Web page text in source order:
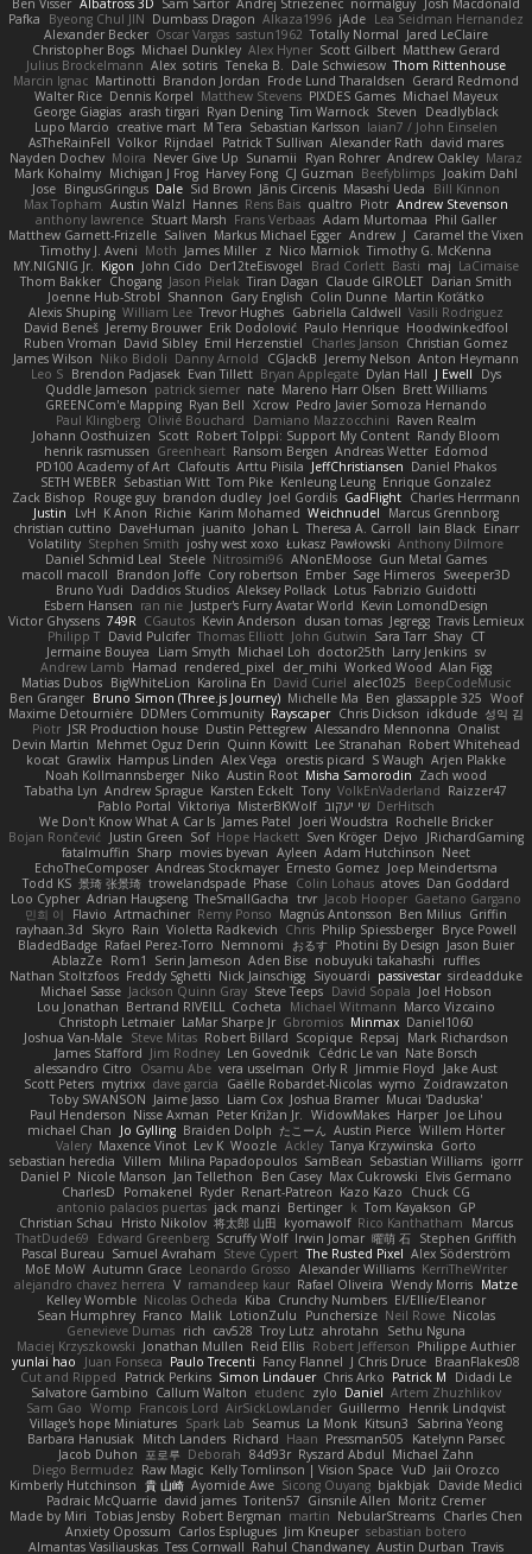
Ben Visser Albatross 3D Sam Sartor Andrej Striezenec normalguy Josh Macdonald
Pafka
Byeong Chul JIN Dumbass Dragon Alkaza1996 jAde Lea Seidman Hernandez
Alexander Becker Oscar Vargas sastun1962 Totally Normal Jared LeClaire
Christopher Bogs Michael Dunkley Alex Hyner Scott Gilbert Matthew Gerard
Julius Brockelmann Alex sotiris Teneka B. Dale Schwiesow Thom Rittenhouse
Marcin Ignac Martinotti Brandon Jordan Frode Lund Tharaldsen Gerard Redmond
Walter Rice Dennis Korpel Matthew Stevens PIXDES Games Michael Mayeux
George Giagias arash tirgari Ryan Dening Tim Warnock Steven
Deadlyblack
Lupo Marcio creative mart M Tera Sebastian Karlsson Iaian7 / John Einselen
AsTheRainFell Volkor Rijndael Patrick T Sullivan Alexander Rath david mares
Nayden Dochev Moira Never Give Up Sunamii Ryan Rohrer Andrew Oakley Maraz
Mark Kohalmy Michigan J Frog Harvey Fong CJ Guzman Beefyblimps Joakim Dahl
Jose BingusGringus Dale Sid Brown Jānis Circenis Masashi Ueda
Bill Kinnon
Max Topham Austin Walzl Hannes Rens Bais qualtro Piotr Andrew Stevenson
anthony lawrence Stuart Marsh Frans Verbaas Adam Murtomaa Phil Galler
Matthew Garnett-Frizelle Saliven Markus Michael Egger Andrew J Caramel the Vixen
Timothy J. Aveni Moth James Miller z Nico Marniok Timothy G. McKenna
MY.NIGNIG Jr. Kigon John Cido Der12teEisvogel Brad Corlett Basti maj LaCimaise
Thom Bakker Chogang Jason Pielak Tiran Dagan Claude GIROLET Darian Smith
Joenne Hub-Strobl Shannon Gary English Colin Dunne Martin Koťátko
Alexis Shuping William Lee Trevor Hughes Gabriella Caldwell Vasili Rodriguez
David Beneš Jeremy Brouwer Erik Dodolović Paulo Henrique Hoodwinkedfool
Ruben Vroman David Sibley Emil Herzenstiel Charles Janson Christian Gomez
James Wilson Niko Bidoli Danny Arnold CGJackB Jeremy Nelson Anton Heymann
Leo S Brendon Padjasek Evan Tillett Bryan Applegate Dylan Hall J Ewell
Dys
Quddle Jameson patrick siemer nate Mareno Harr Olsen Brett Williams
GREENCom'e Mapping Ryan Bell Xcrow Pedro Javier Somoza Hernando
Paul Klingberg Olivié Bouchard Damiano Mazzocchini Raven Realm
Johann Oosthuizen Scott Robert Tolppi: Support My Content Randy Bloom
henrik rasmussen Greenheart Ransom Bergen Andreas Wetter Edomod
PD100 Academy of Art Clafoutis Arttu Piisila JeffChristiansen Daniel Phakos
SETH WEBER Sebastian Witt Tom Pike Kenleung Leung Enrique Gonzalez
Zack Bishop
Rouge guy brandon dudley Joel Gordils GadFlight Charles Herrmann
Justin
LvH K Anon Richie Karim Mohamed Weichnudel
Marcus Grennborg
christian cuttino DaveHuman juanito Johan L Theresa A. Carroll Iain Black Einarr
Volatility Stephen Smith joshy west xoxo Łukasz Pawłowski Anthony Dilmore
Daniel Schmid Leal Steele Nitrosimi96 ANonEMoose Gun Metal Games
macoll macoll
Brandon Joffe Cory robertson Ember Sage Himeros Sweeper3D
Bruno Yudi Daddios Studios Aleksey Pollack Lotus Fabrizio Guidotti
Esbern Hansen ran nie Justper's Furry Avatar World Kevin LomondDesign
Victor Ghyssens 749R CGautos Kevin Anderson dusan tomas Jegregg Travis Lemieux
Philipp T David Pulcifer Thomas Elliott John Gutwin Sara Tarr Shay CT
Jermaine Bouyea
Liam Smyth Michael Loh doctor25th Larry Jenkins sv
Andrew Lamb Hamad rendered_pixel der_mihi Worked Wood Alan Figg
Matias Dubos BigWhiteLion Karolina En David Curiel alec1025
BeepCodeMusic
Ben Granger Bruno Simon (Three.js Journey) Michelle Ma Ben glassapple 325 Woof
Maxime Detournière DDMers Community Rayscaper Chris Dickson idkdude 성익 김
Piotr JSR Production house Dustin Pettegrew Alessandro Mennonna Onalist
Devin Martin Mehmet Oguz Derin Quinn Kowitt Lee Stranahan Robert Whitehead
kocat Grawlix Hampus Linden Alex Vega orestis picard S Waugh Arjen Plakke
Noah Kollmannsberger Niko Austin Root Misha Samorodin Zach wood
Tabatha Lyn Andrew Sprague Karsten Eckelt Tony VolkEnVaderland Raizzer47
Pablo Portal Viktoriya MisterBKWolf שי יעקוב DerHitsch
We Don't Know What A Car Is James Patel Joeri Woudstra Rochelle Bricker
Bojan Rončević Justin Green Sof Hope Hackett Sven Kröger Dejvo
JRichardGaming
fatalmuffin Sharp movies byevan Ayleen Adam Hutchinson Neet
EchoTheComposer Andreas Stockmayer Ernesto Gomez Joep Meindertsma
Todd KS 景琦 张景琦 trowelandspade Phase Colin Lohaus atoves Dan Goddard
Loo Cypher Adrian Haugseng TheSmallGacha trvr Jacob Hooper Gaetano Gargano
민희 이
Flavio Artmachiner Remy Ponso Magnús Antonsson Ben Milius Griffin
rayhaan.3d
Skyro Rain Violetta Radkevich Chris Philip Spiessberger Bryce Powell
BladedBadge Rafael Perez-Torro Nemnomi おるす Photini By Design Jason Buier
AblazZe Rom1 Serin Jameson Aden Bise nobuyuki takahashi
ruffles
Nathan Stoltzfoos Freddy Sghetti Nick Jainschigg Siyouardi passivestar sirdeadduke
Michael Sasse Jackson Quinn Gray Steve Teeps David Sopala Joel Hobson
Lou Jonathan Bertrand RIVEILL Cocheta Michael Witmann Marco Vizcaino
Christoph Letmaier LaMar Sharpe Jr Gbromios Minmax Daniel1060
Joshua Van-Male Steve Mitas Robert Billard Scopique Repsaj
Mark Richardson
James Stafford Jim Rodney Len Govednik Cédric Le van Nate Borsch
alessandro Citro
Osamu Abe vera usselman Orly R Jimmie Floyd
Jake Aust
Scott Peters mytrixx dave garcia Gaëlle Robardet-Nicolas wymo Zoidrawzaton
Toby SWANSON Jaime Jasso Liam Cox Joshua Bramer Mucai 'Daduska'
Paul Henderson Nisse Axman Peter Križan Jr. WidowMakes Harper Joe Lihou
michael Chan
Jo Gylling Braiden Dolph たこーん Austin Pierce Willem Hörter
Valery Maxence Vinot Lev K Woozle Ackley Tanya Krzywinska Gorto
sebastian heredia Villem Milina Papadopoulos SamBean Sebastian Williams igorrr
Daniel P Nicole Manson Jan Tellethon Ben Casey Max Cukrowski Elvis Germano
CharlesD
Pomakenel Ryder Renart-Patreon Kazo Kazo
Chuck CG
antonio palacios puertas jack manzi Bertinger k Tom Kayakson GP
Christian Schau
Hristo Nikolov 将太郎 山田 kyomawolf Rico Kanthatham
Marcus
ThatDude69
Edward Greenberg Scruffy Wolf Irwin Jomar 曜萌 石 Stephen Griffith
Pascal Bureau Samuel Avraham Steve Cypert The Rusted Pixel Alex Söderström
MoE MoW Autumn Grace Leonardo Grosso Alexander Williams KerriTheWriter
alejandro chavez herrera V ramandeep kaur Rafael Oliveira Wendy Morris Matze
Kelley Womble Nicolas Ocheda Kiba Crunchy Numbers El/Ellie/Eleanor
Sean Humphrey Franco Malik LotionZulu Punchersize Neil Rowe Nicolas
Genevieve Dumas rich cav528 Troy Lutz ahrotahn
Sethu Nguna
Maciej Krzyszkowski Jonathan Mullen Reid Ellis Robert Jefferson Philippe Authier
yunlai hao
Juan Fonseca Paulo Trecenti Fancy Flannel J Chris Druce BraanFlakes08
Cut and Ripped
Patrick Perkins Simon Lindauer Chris Arko Patrick M
Didadi Le
Salvatore Gambino Callum Walton etudenc zylo Daniel Artem Zhuzhlikov
Sam Gao Womp Francois Lord AirSickLowLander Guillermo
Henrik Lindqvist
Village's hope Miniatures Spark Lab Seamus La Monk Kitsun3
Sabrina Yeong
Barbara Hanusiak Mitch Landers Richard Haan Pressman505
Katelynn Parsec
Jacob Duhon 포로루 Deborah 84d93r Ryszard Abdul Michael Zahn
Diego Bermudez Raw Magic Kelly Tomlinson | Vision Space VuD Jaii Orozco
Kimberly Hutchinson 貴 山崎 Ayomide Awe Sicong Ouyang bjakbjak Davide Medici
Padraic McQuarrie david james Toriten57 Ginsnile Allen Moritz Cremer
Made by Miri Tobias Jensby Robert Bergman martin NebularStreams Charles Chen
Anxiety Opossum Carlos Esplugues Jim Kneuper sebastian botero
Almantas Vasiliauskas Tess Cornwall Rahul Chandwaney Austin Durban Travis